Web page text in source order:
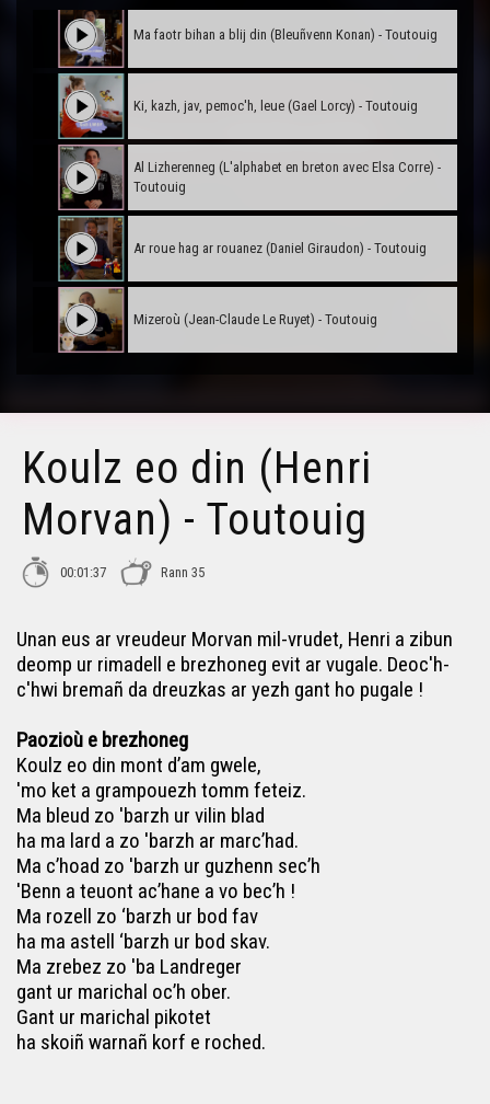
Ma faotr bihan a blij din (Bleuñvenn Konan) - Toutouig
Ki, kazh, jav, pemoc'h, leue (Gael Lorcy) - Toutouig
Al Lizherenneg (L'alphabet en breton avec Elsa Corre) -
Toutouig
Ar roue hag ar rouanez (Daniel Giraudon) - Toutouig
Mizeroù (Jean-Claude Le Ruyet) - Toutouig
Koulz eo din (Henri
Morvan) - Toutouig
00:01:37 Rann 35
Unan eus ar vreudeur Morvan mil-vrudet, Henri a zibun
deomp ur rimadell e brezhoneg evit ar vugale. Deoc'h-
c'hwi bremañ da dreuzkas ar yezh gant ho pugale !
Paozioù e brezhoneg
Koulz eo din mont d’am gwele,
'mo ket a grampouezh tomm feteiz.
Ma bleud zo 'barzh ur vilin blad
ha ma lard a zo 'barzh ar marc’had.
Ma c’hoad zo 'barzh ur guzhenn sec’h
'Benn a teuont ac’hane a vo bec’h !
Ma rozell zo ‘barzh ur bod fav
ha ma astell ‘barzh ur bod skav.
Ma zrebez zo 'ba Landreger
gant ur marichal oc’h ober.
Gant ur marichal pikotet
ha skoiñ warnañ korf e roched.